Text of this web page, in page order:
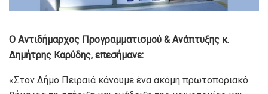
Ο Αντιδήμαρχος Προγραμματισμού & Ανάπτυξης κ.
Δημήτρης Καρύδης, επεσήμανε:
«Στον Δήμο Πειραιά κάνουμε ένα ακόμη πρωτοποριακό